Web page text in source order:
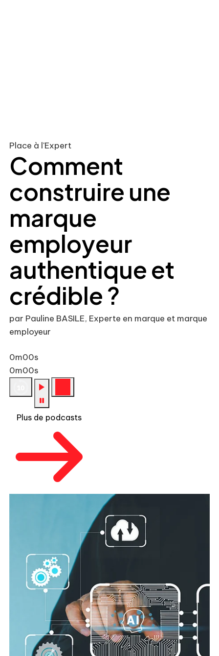
Place à l'Expert
Comment
construire une
marque
employeur
authentique et
crédible ?
par Pauline BASILE, Experte en marque et marque
employeur
0m00s
0m00s
Plus de podcasts